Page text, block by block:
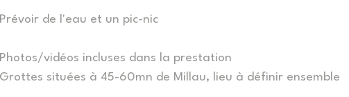
Prévoir de l'eau et un pic-nic
Photos/vidéos incluses dans la prestation